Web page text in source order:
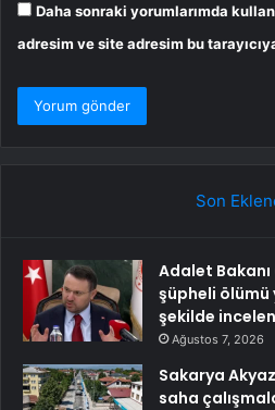
Daha sonraki yorumlarımda
adresim ve site adresim bu
Son
Adalet Bakanı
şüpheli ölümü
şekilde
Ağustos 7, 2026
Sakarya
saha